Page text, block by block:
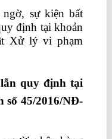
sự kiện bất
định tại khoản
Xử lý vi phạm
quy định tại
số 45/2016/NĐ-